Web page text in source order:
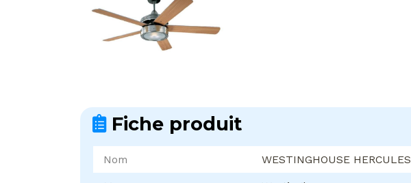
Fiche produit
Nom WESTINGHOUSE HERCULES